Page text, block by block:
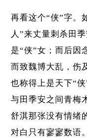
再看这个“侠”字。
人”来丈量刺杀田
是“侠”女；而后因
而致魏博大乱，伤
也称得上是天下“
与田季安之间青梅
舒淇那张没有情绪
对白只有寥寥数语